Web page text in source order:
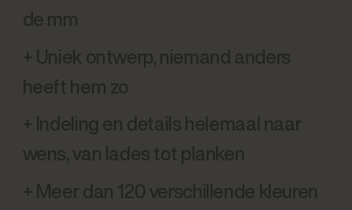
de mm
+ Uniek ontwerp, niemand anders
heeft hem zo
+ Indeling en details helemaal naar
wens, van lades tot planken
+ Meer dan 120 verschillende kleuren